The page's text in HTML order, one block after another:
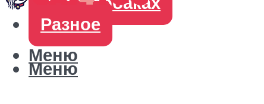
Разное
Меню
Меню